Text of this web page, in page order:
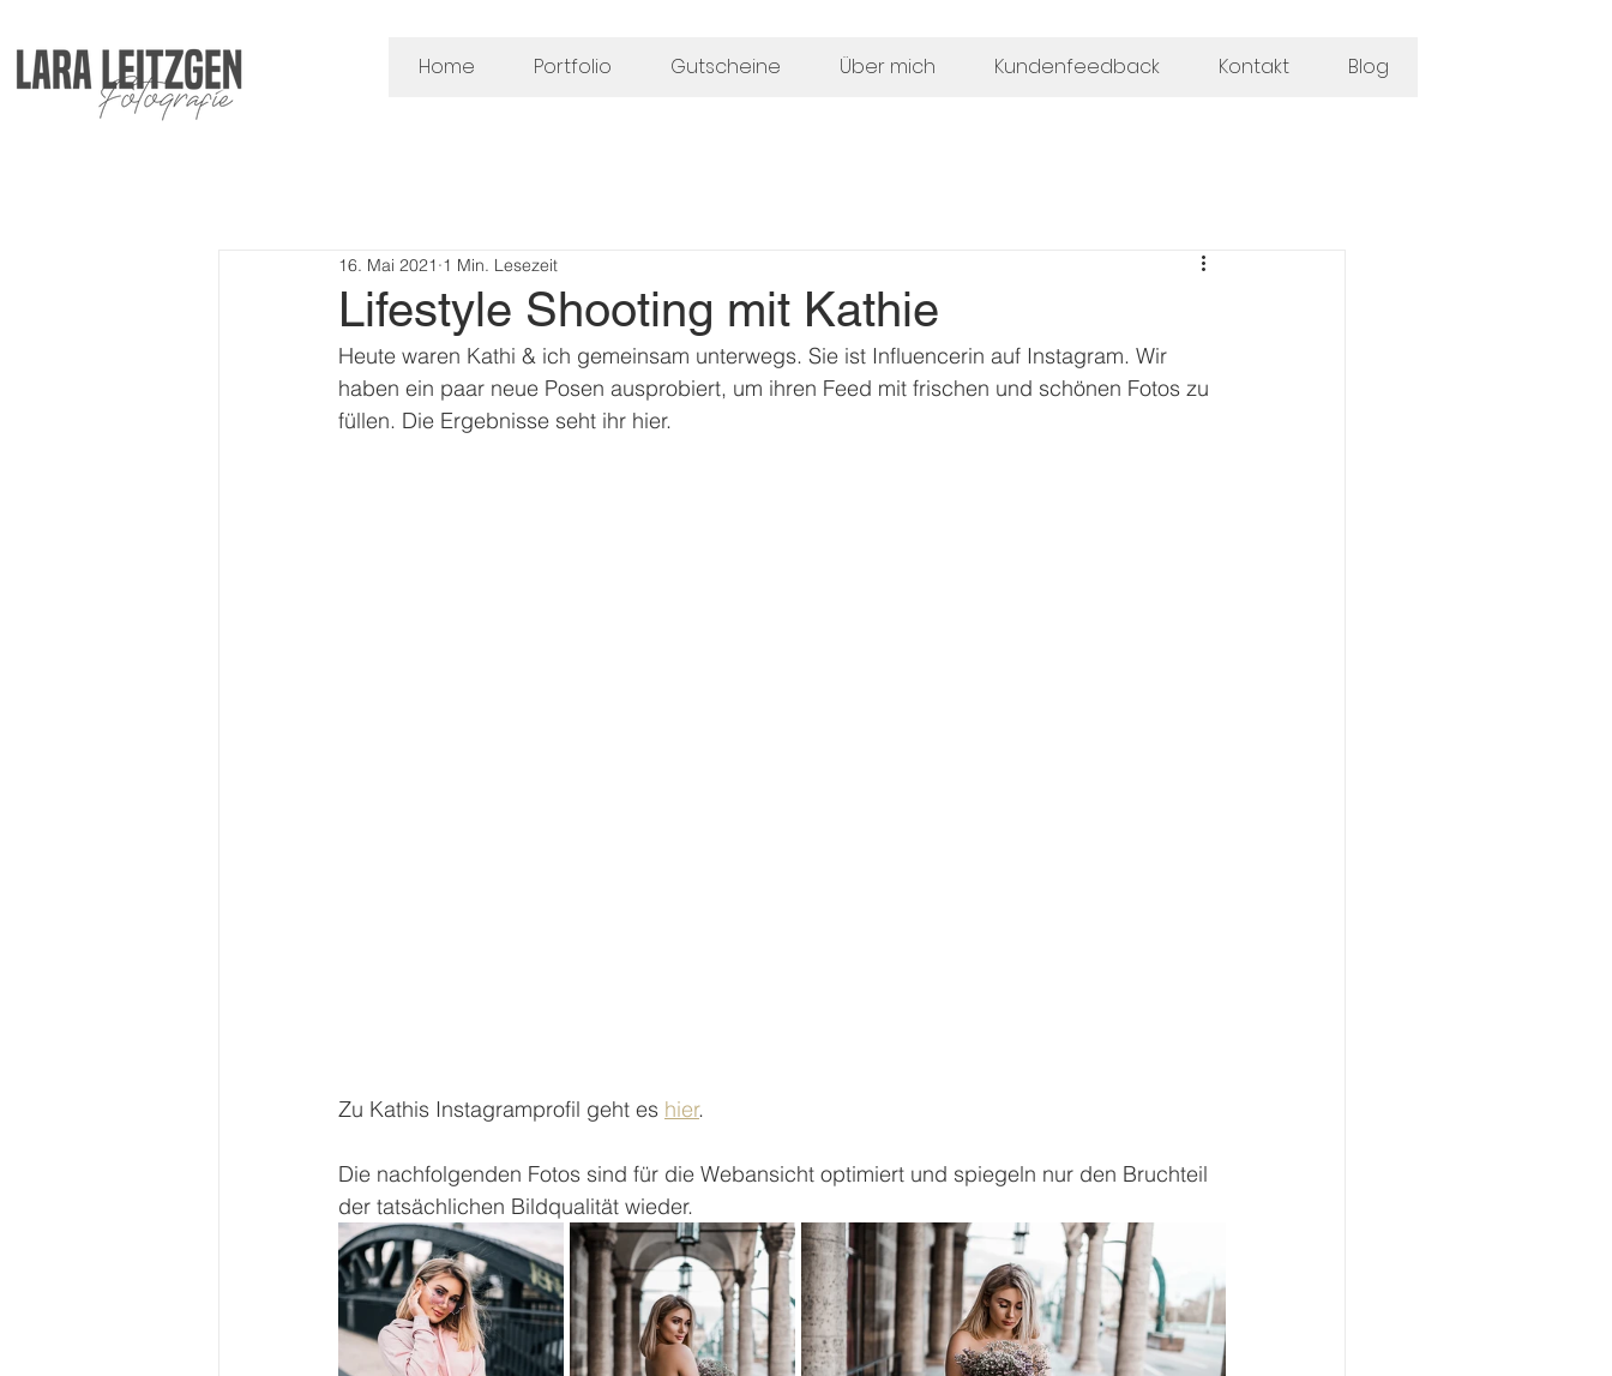
Home Portfolio Gutscheine Über mich Kundenfeedback Kontakt Blog
Lifestyle Shooting mit Kathie
16. Mai 2021 1 Min. Lesezeit
Heute waren Kathi & ich gemeinsam unterwegs. Sie ist Influencerin auf Instagram. Wir
haben ein paar neue Posen ausprobiert, um ihren Feed mit frischen und schönen Fotos zu
füllen. Die Ergebnisse seht ihr hier.
Zu Kathis Instagramprofil geht es hier.
Die nachfolgenden Fotos sind für die Webansicht optimiert und spiegeln nur den Bruchteil
der tatsächlichen Bildqualität wieder.